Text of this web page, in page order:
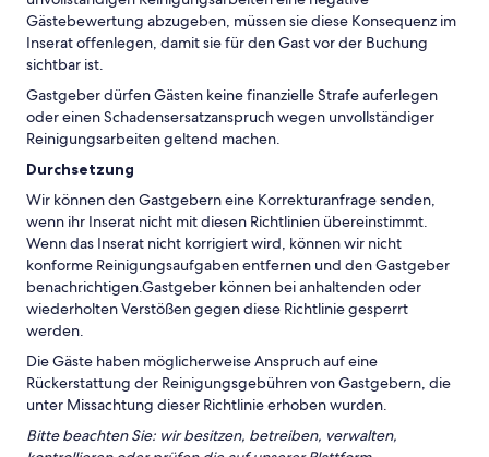
Gästebewertung abzugeben, müssen sie diese Konsequenz im
Inserat offenlegen, damit sie für den Gast vor der Buchung
sichtbar ist.
Gastgeber dürfen Gästen keine finanzielle Strafe auferlegen
oder einen Schadensersatzanspruch wegen unvollständiger
Reinigungsarbeiten geltend machen.
Durchsetzung
Wir können den Gastgebern eine Korrekturanfrage senden,
wenn ihr Inserat nicht mit diesen Richtlinien übereinstimmt.
Wenn das Inserat nicht korrigiert wird, können wir nicht
konforme Reinigungsaufgaben entfernen und den Gastgeber
benachrichtigen.Gastgeber können bei anhaltenden oder
wiederholten Verstößen gegen diese Richtlinie gesperrt
werden.
Die Gäste haben möglicherweise Anspruch auf eine
Rückerstattung der Reinigungsgebühren von Gastgebern, die
unter Missachtung dieser Richtlinie erhoben wurden.
Bitte beachten Sie: wir besitzen, betreiben, verwalten,